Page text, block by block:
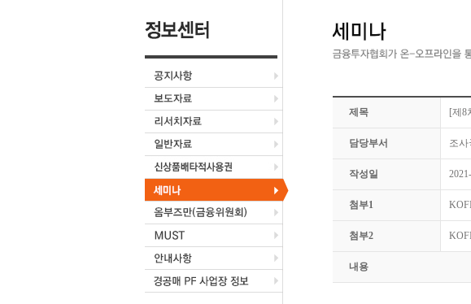
제목 [제8
담당부서 조사
작성일
첨부1
첨부2
내용